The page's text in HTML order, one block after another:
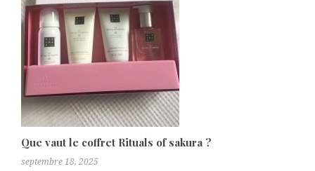
Que vaut le coffret Rituals of sakura ?
septembre 18, 2025